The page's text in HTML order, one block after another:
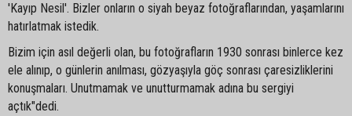
'Kayıp Nesil'. Bizler onların o siyah beyaz fotoğraflarından, yaşamlarını
hatırlatmak istedik.
Bizim için asıl değerli olan, bu fotoğrafların 1930 sonrası binlerce kez
ele alınıp, o günlerin anılması, gözyaşıyla göç sonrası çaresizliklerini
konuşmaları. Unutmamak ve unutturmamak adına bu sergiyi
açtık"dedi.